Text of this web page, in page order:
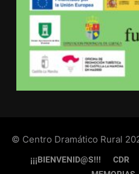
© Centro Dramático Rural
¡¡¡BIENVENID@S!!! CDR